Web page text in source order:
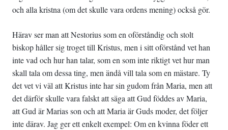
och alla kristna (om det skulle vara ordens mening) också gör.
Härav ser man att Nestorius som en oförståndig och stolt
biskop håller sig troget till Kristus, men i sitt oförstånd vet han
inte vad och hur han talar, som en som inte riktigt vet hur man
skall tala om dessa ting, men ändå vill tala som en mästare. Ty
det vet vi väl att Kristus inte har sin gudom från Maria, men att
det därför skulle vara falskt att säga att Gud föddes av Maria,
att Gud är Marias son och att Maria är Guds moder, det följer
inte därav. Jag ger ett enkelt exempel: Om en kvinna föder ett